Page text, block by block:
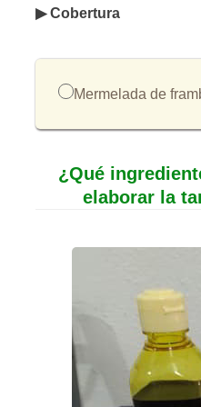
▶ Cobertura
Mermelada de
¿Qué
elaborar la